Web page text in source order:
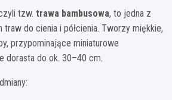
tzw. trawa bambusowa, to jedna z
traw do cienia i półcienia. Tworzy miękkie,
przypominające miniaturowe
dorasta do ok. 30–40 cm.